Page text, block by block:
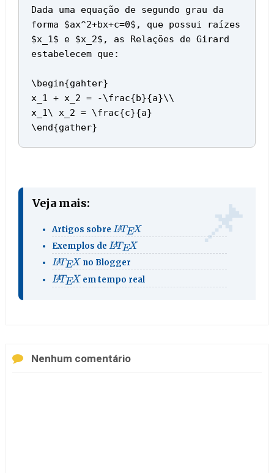
Dada uma equação de segundo grau da
forma $ax^2+bx+c=0$, que possui raízes
$x_1$ e $x_2$, as Relações de Girard
estabelecem que:
\begin{gahter}
x_1 + x_2 = -\frac{b}{a}\\
x_1\ x_2 = \frac{c}{a}
\end{gather}
Veja mais:
Artigos sobreLATEX
Exemplos deLATEX
LATEX no Blogger
LATEX em tempo real
Nenhum comentário